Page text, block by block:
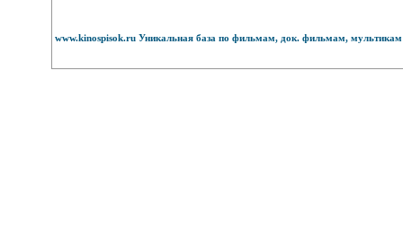
www.kinospisok.ru Уникальная база по фильмам, док. фильмам,